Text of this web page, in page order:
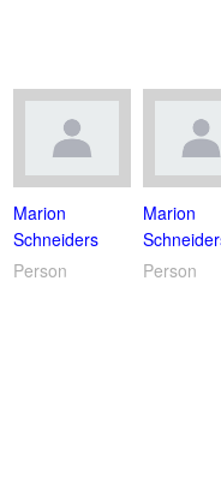
Marion
Schneiders
Person
Marion
Person